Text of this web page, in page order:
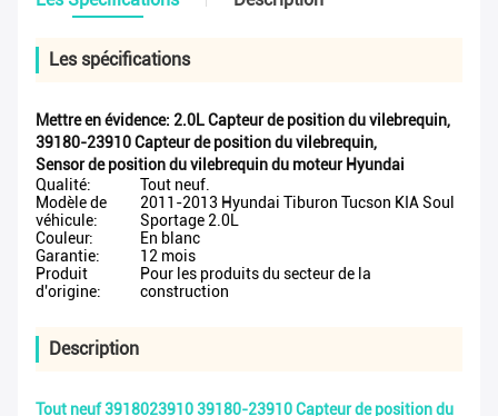
Les spécifications
Mettre en évidence: 2.0L Capteur de position du vilebrequin,
39180-23910 Capteur de position du vilebrequin,
Sensor de position du vilebrequin du moteur Hyundai
Qualité:
Tout neuf.
Modèle de
véhicule:
2011-2013 Hyundai Tiburon Tucson KIA Soul
Sportage 2.0L
Couleur:
En blanc
Garantie:
12 mois
Produit
d'origine:
Pour les produits du secteur de la
construction
Description
Tout neuf 3918023910 39180-23910 Capteur de position du